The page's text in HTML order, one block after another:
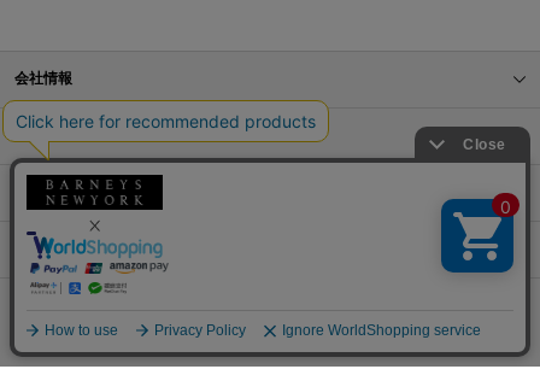
会社情報
オンラインストアショッピングガイド
店舗情報
サービス